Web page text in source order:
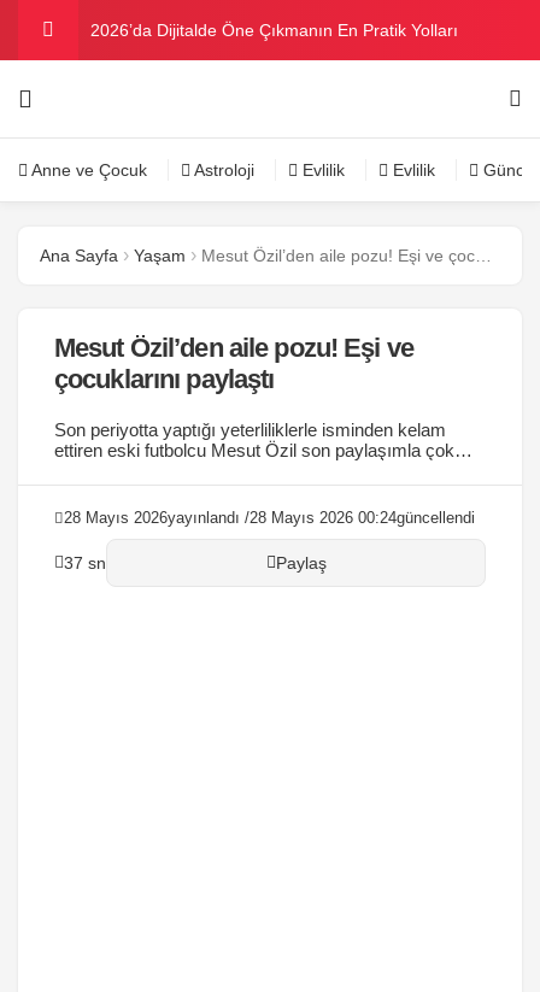
2026’da Dijitalde Öne Çıkmanın En Pratik Yolları
Danla Bilic ile Reynmen Miami’de tatilde
Anne ve Çocuk Astroloji Evlilik Evlilik Güncel
Ana Sayfa Yaşam
Mesut Özil’den aile pozu! Eşi ve
çocuklarını paylaştı
Son periyotta yaptığı yeterliliklerle isminden kelam
ettiren eski futbolcu Mesut Özil son paylaşımla çok
28 Mayıs 2026yayınlandı /28 Mayıs 2026 00:24güncellendi
37 sn Paylaş